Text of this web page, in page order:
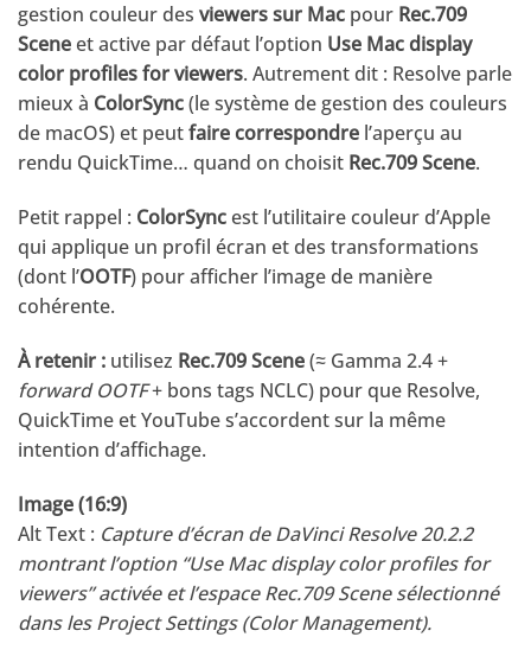
gestion couleur des viewers sur Mac pour Rec.709
Scene et active par défaut l’option Use Mac display
color profiles for viewers. Autrement dit : Resolve parle
mieux à ColorSync(le système de gestion des couleurs
de macOS) et peutfaire correspondre l’aperçu au
rendu QuickTime… quand on choisit Rec.709 Scene.
Petit rappel : ColorSync est l’utilitaire couleur d’Apple
qui applique un profil écran et des transformations
(dont l’OOTF) pour afficher l’image de manière
cohérente.
À retenir : utilisez Rec.709 Scene(≈ Gamma 2.4 +
forward OOTF+ bons tags NCLC) pour que Resolve,
QuickTime et YouTube s’accordent sur la même
intention d’affichage.
Image (16:9)
Alt Text : Capture d’écran de DaVinci Resolve 20.2.2
montrant l’option “Use Mac display color profiles for
viewers” activée et l’espace Rec.709 Scene sélectionné
dans les Project Settings (Color Management).